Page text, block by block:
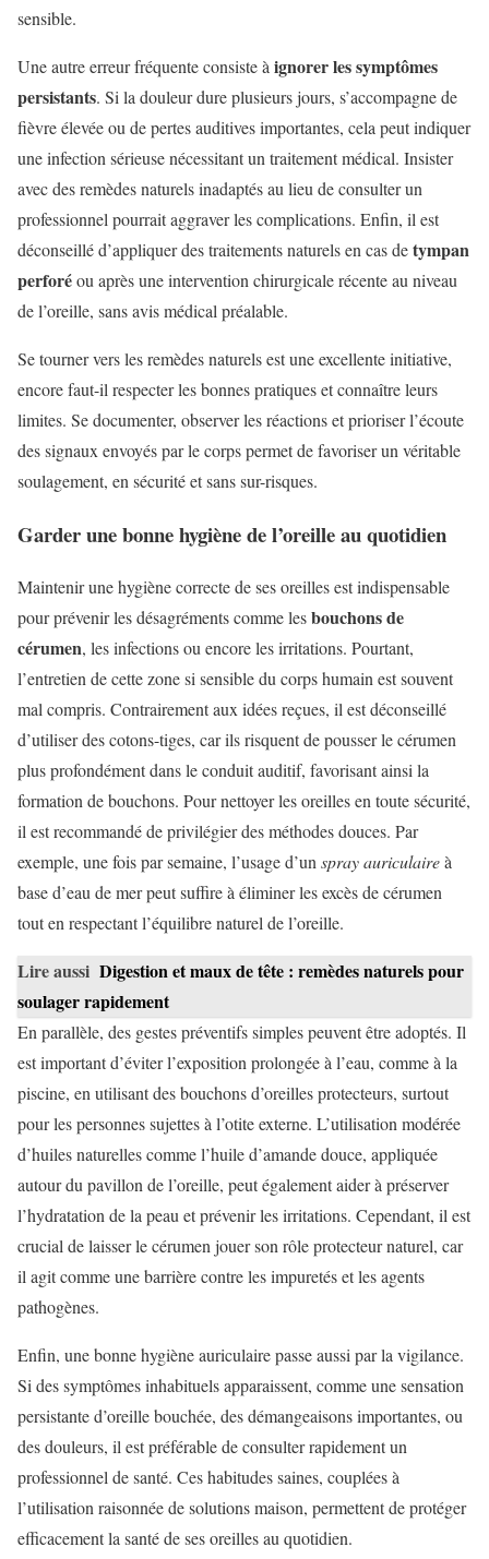
sensible.
Une autre erreur fréquente consiste à ignorer les symptômes
persistants. Si la douleur dure plusieurs jours, s’accompagne de
fièvre élevée ou de pertes auditives importantes, cela peut indiquer
une infection sérieuse nécessitant un traitement médical. Insister
avec des remèdes naturels inadaptés au lieu de consulter un
professionnel pourrait aggraver les complications. Enfin, il est
déconseillé d’appliquer des traitements naturels en cas detympan
perforéou après une intervention chirurgicale récente au niveau
de l’oreille, sans avis médical préalable.
Se tourner vers les remèdes naturels est une excellente initiative,
encore faut-il respecter les bonnes pratiques et connaître leurs
limites. Se documenter, observer les réactions et prioriser l’écoute
des signaux envoyés par le corps permet de favoriser un véritable
soulagement, en sécurité et sans sur-risques.
Garder une bonne hygiène de l’oreille au quotidien
Maintenir une hygiène correcte de ses oreilles est indispensable
pour prévenir les désagréments comme lesbouchons de
cérumen, les infections ou encore les irritations. Pourtant,
l’entretien de cette zone si sensible du corps humain est souvent
mal compris. Contrairement aux idées reçues, il est déconseillé
d’utiliser des cotons-tiges, car ils risquent de pousser le cérumen
plus profondément dans le conduit auditif, favorisant ainsi la
formation de bouchons. Pour nettoyer les oreilles en toute sécurité,
il est recommandé de privilégier des méthodes douces. Par
exemple, une fois par semaine, l’usage d’unspray auriculaireà
base d’eau de mer peut suffire à éliminer les excès de cérumen
tout en respectant l’équilibre naturel de l’oreille.
Lire aussi Digestion et maux de tête : remèdes naturels pour
soulager rapidement
En parallèle, des gestes préventifs simples peuvent être adoptés. Il
est important d’éviter l’exposition prolongée à l’eau, comme à la
piscine, en utilisant des bouchons d’oreilles protecteurs, surtout
pour les personnes sujettes à l’otite externe. L’utilisation modérée
d’huiles naturelles comme l’huile d’amande douce, appliquée
autour du pavillon de l’oreille, peut également aider à préserver
l’hydratation de la peau et prévenir les irritations. Cependant, il est
crucial de laisser le cérumen jouer son rôle protecteur naturel, car
il agit comme une barrière contre les impuretés et les agents
pathogènes.
Enfin, une bonne hygiène auriculaire passe aussi par la vigilance.
Si des symptômes inhabituels apparaissent, comme une sensation
persistante d’oreille bouchée, des démangeaisons importantes, ou
des douleurs, il est préférable de consulter rapidement un
professionnel de santé. Ces habitudes saines, couplées à
l’utilisation raisonnée de solutions maison, permettent de protéger
efficacement la santé de ses oreilles au quotidien.